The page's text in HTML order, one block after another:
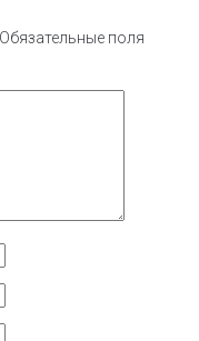
Обязательные поля